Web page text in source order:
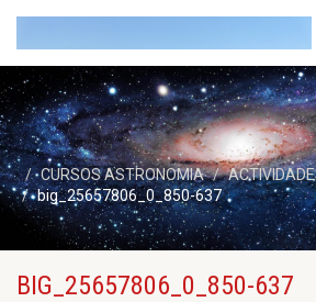
CURSOS ASTRONOMIA
big_25657806_0_850-637
BIG_25657806_0_850-637